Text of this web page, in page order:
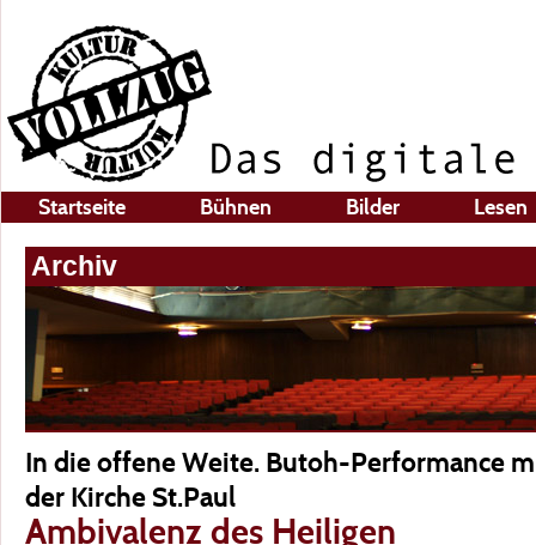
Startseite Bühnen Bilder Lesen
Archiv
In die offene Weite. Butoh-Performance
der Kirche St.Paul
Ambivalenz des Heiligen